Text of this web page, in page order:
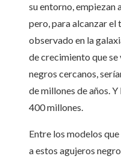
su entorno, empiezan
pero, para alcanzar el
observado en la
de crecimiento que se
negros cercanos,
de millones de años.
400 millones.
Entre los modelos
a estos agujeros